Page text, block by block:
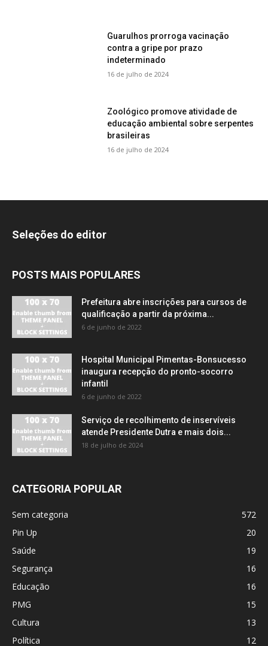
Guarulhos prorroga vacinação
contra a gripe por prazo
indeterminado
16 de julho de 2024
Zoológico promove atividade de
educação ambiental sobre serpentes
brasileiras
16 de julho de 2024
Seleções do editor
POSTS MAIS POPULARES
Prefeitura abre inscrições para cursos de
qualificação a partir da próxima...
6 de junho de 2022
Hospital Municipal Pimentas-Bonsucesso
inaugura recepção do pronto-socorro
infantil
6 de junho de 2022
Serviço de recolhimento de inservíveis
atende Presidente Dutra e mais dois...
18 de julho de 2024
CATEGORIA POPULAR
Sem categoria
572
Pin Up
20
Saúde
19
Segurança
16
Educação
16
PMG
15
Cultura
13
Política
12